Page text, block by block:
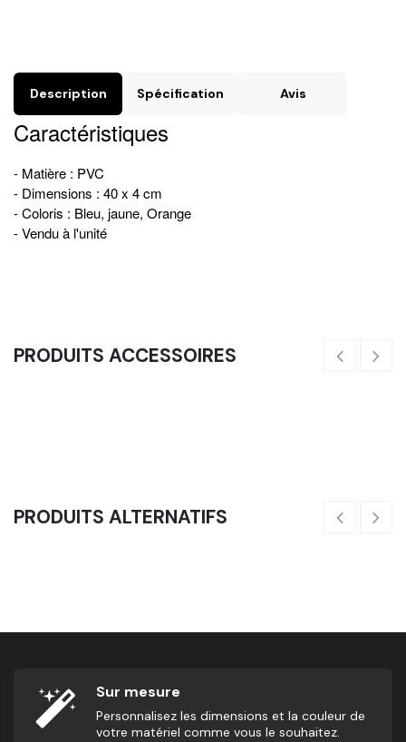
Description Spécification Avis
Caractéristiques
- Matière : PVC
- Dimensions : 40 x 4 cm
- Coloris : Bleu, jaune, Orange
- Vendu à l'unité
PRODUITS ACCESSOIRES
PRODUITS ALTERNATIFS
Sur mesure
Personnalisez les dimensions et la couleur de
votre matériel comme vous le souhaitez.